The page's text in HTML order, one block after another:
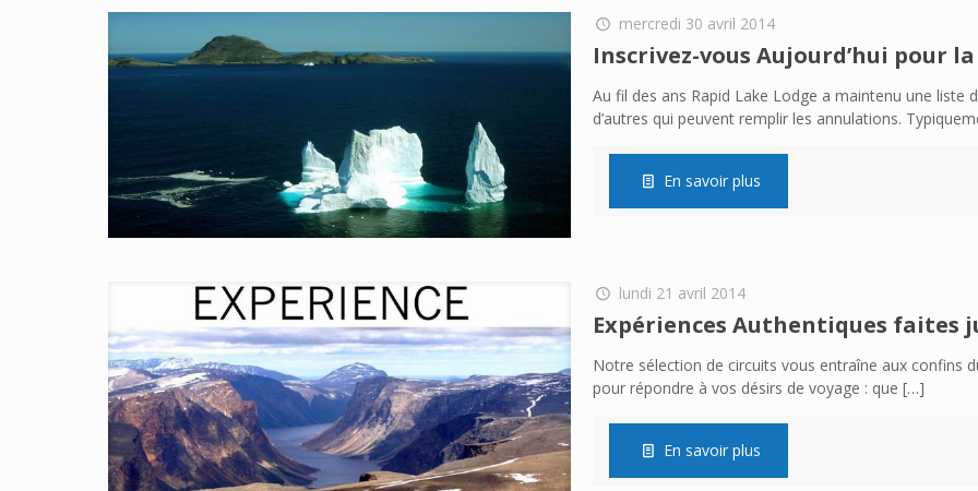
mercredi 30 avril 2014
Inscrivez-vous Aujourd’hui pour
Au fil des ans Rapid Lake Lodge a maintenu une liste
d’autres qui peuvent remplir les annulations.
En savoir plus
lundi 21 avril 2014
Expériences Authentiques faites
Notre sélection de circuits vous entraîne aux confins
pour répondre à vos désirs de voyage : que […]
En savoir plus